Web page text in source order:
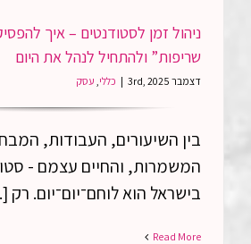
ניהול זמן
להפסיק “לכבות
ולהתחיל לנהל את
ניהול זמן לסטודנטים – איך
דצמבר 3rd, 2025